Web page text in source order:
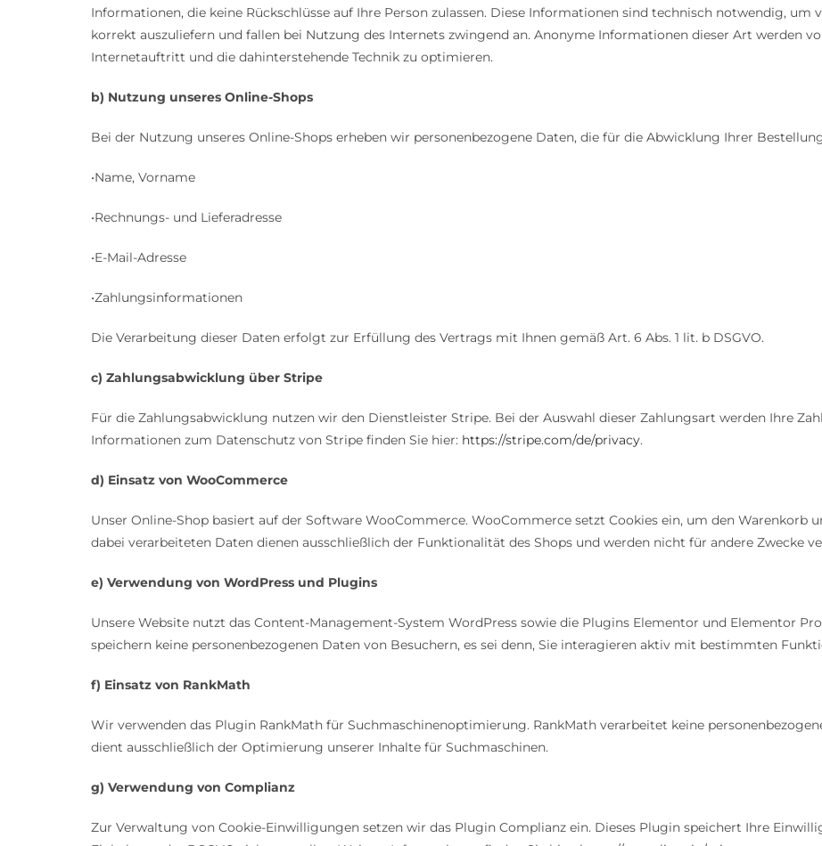
Informationen, die keine Rückschlüsse auf Ihre Person zulassen. Diese Informationen sind technisch notwendig,
korrekt auszuliefern und fallen bei Nutzung des Internets zwingend an. Anonyme Informationen dieser Art werden
Internetauftritt und die dahinterstehende Technik zu optimieren.
b) Nutzung unseres Online-Shops
Bei der Nutzung unseres Online-Shops erheben wir personenbezogene Daten, die für die Abwicklung Ihrer
•Name, Vorname
•Rechnungs- und Lieferadresse
•E-Mail-Adresse
•Zahlungsinformationen
Die Verarbeitung dieser Daten erfolgt zur Erfüllung des Vertrags mit Ihnen gemäß Art. 6 Abs. 1 lit. b DSGVO.
c) Zahlungsabwicklung über Stripe
Für die Zahlungsabwicklung nutzen wir den Dienstleister Stripe. Bei der Auswahl dieser Zahlungsart werden Ihre
Informationen zum Datenschutz von Stripe finden Sie hier: https://stripe.com/de/privacy.
d) Einsatz von WooCommerce
Unser Online-Shop basiert auf der Software WooCommerce. WooCommerce setzt Cookies ein, um den Warenkorb
dabei verarbeiteten Daten dienen ausschließlich der Funktionalität des Shops und werden nicht für andere Zwecke
e) Verwendung von WordPress und Plugins
Unsere Website nutzt das Content-Management-System WordPress sowie die Plugins Elementor und Elementor
speichern keine personenbezogenen Daten von Besuchern, es sei denn, Sie interagieren aktiv mit bestimmten
f) Einsatz von RankMath
Wir verwenden das Plugin RankMath für Suchmaschinenoptimierung. RankMath verarbeitet keine
dient ausschließlich der Optimierung unserer Inhalte für Suchmaschinen.
g) Verwendung von Complianz
Zur Verwaltung von Cookie-Einwilligungen setzen wir das Plugin Complianz ein. Dieses Plugin speichert Ihre